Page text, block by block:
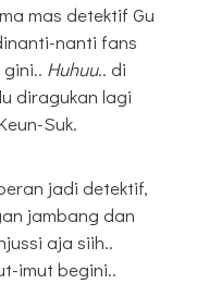
mas detektif Gu
nanti fans
Huhuu.. di
diragukan lagi
Suk.
jadi detektif,
jambang dan
aja siih..
imut begini..